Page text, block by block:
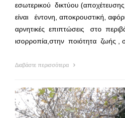
εσωτερικού δικτύου
είναι έντονη, αποκρουστική,
αρνητικές επιπτώσεις στο
ισορροπία,στην ποιότητα ζωής ,
Διαβάστε περισσότερα